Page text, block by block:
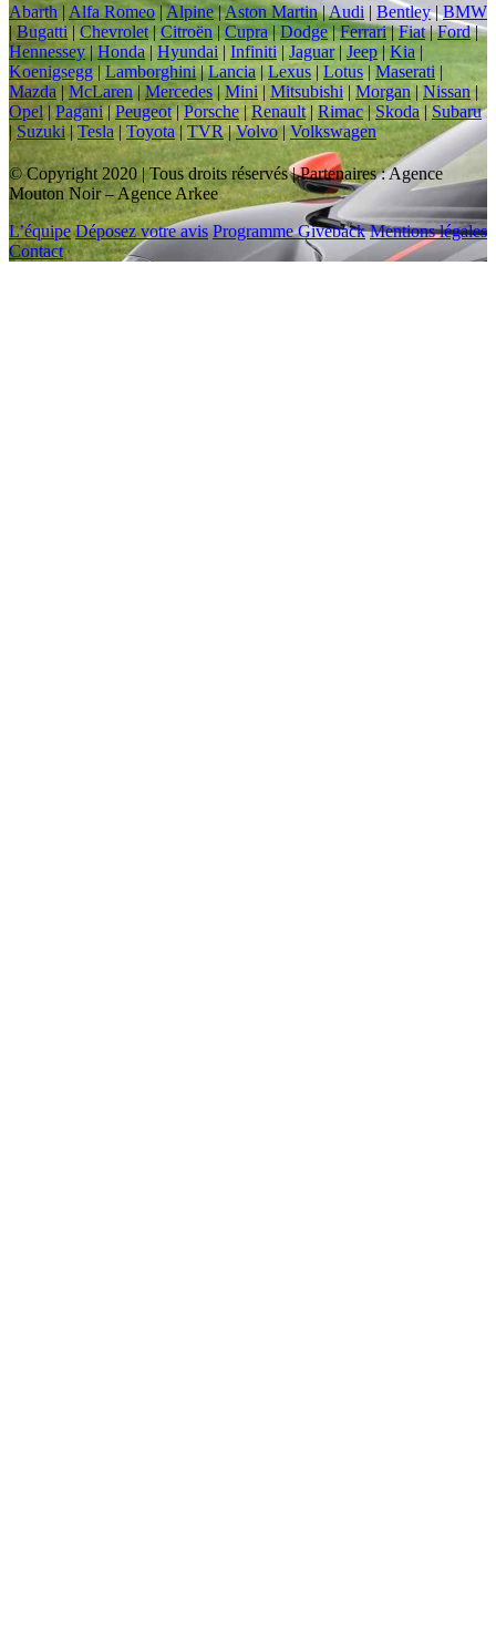
Abarth | Alfa Romeo|Alpine|Aston Martin|Audi | Bentley|BMW
| Bugatti|Chevrolet|Citroën |Cupra | Dodge|Ferrari|Fiat|Ford|
Hennessey| Honda| Hyundai |Infiniti | Jaguar| Jeep|Kia |
Koenigsegg|Lamborghini|Lancia|Lexus | Lotus| Maserati |
Mazda |McLaren|Mercedes | Mini | Mitsubishi | Morgan|Nissan|
Opel | Pagani|Peugeot|Porsche | Renault| Rimac|Skoda | Subaru
| Suzuki|Tesla| Toyota | TVR|Volvo|Volkswagen
© Copyright 2020 | Tous droits réservés | Partenaires : Agence
Mouton Noir – Agence Arkee
L’équipe Déposez votre avis Programme Giveback Mentions légales
Contact